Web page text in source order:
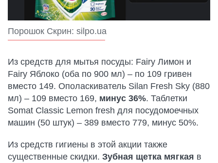
Порошок Скрин: silpo.ua
Из средств для мытья посуды: Fairy Лимон и
Fairy Яблоко (оба по 900 мл) – по 109 гривен
вместо 149. Ополаскиватель Silan Fresh Sky (880
мл) – 109 вместо 169, минус 36%. Таблетки
Somat Classic Lemon fresh для посудомоечных
машин (50 штук) – 389 вместо 779, минус 50%.
Из средств гигиены в этой акции также
существенные скидки. Зубная щетка мягкая в